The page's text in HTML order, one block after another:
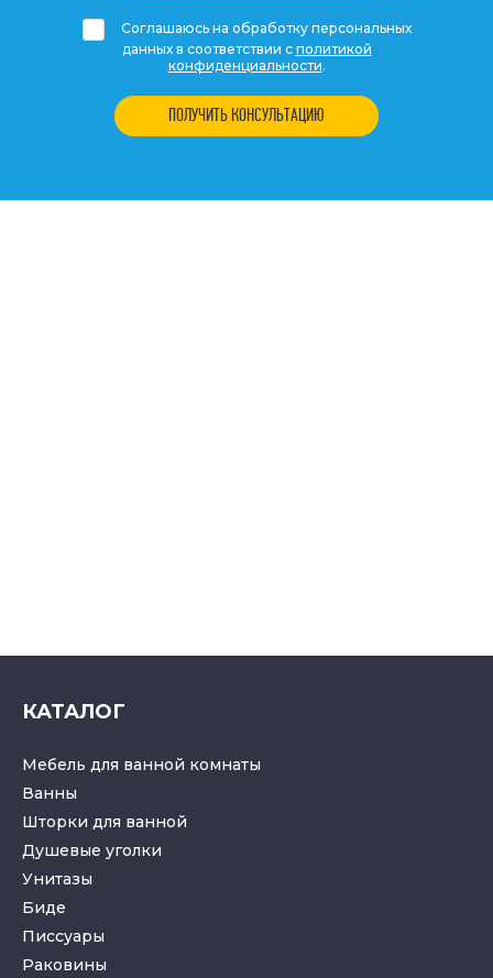
Соглашаюсь на обработку персональных
данных в соответствии с политикой
конфиденциальности.
ПОЛУЧИТЬ КОНСУЛЬТАЦИЮ
КАТАЛОГ
Мебель для ванной комнаты
Ванны
Шторки для ванной
Душевые уголки
Унитазы
Биде
Писсуары
Раковины